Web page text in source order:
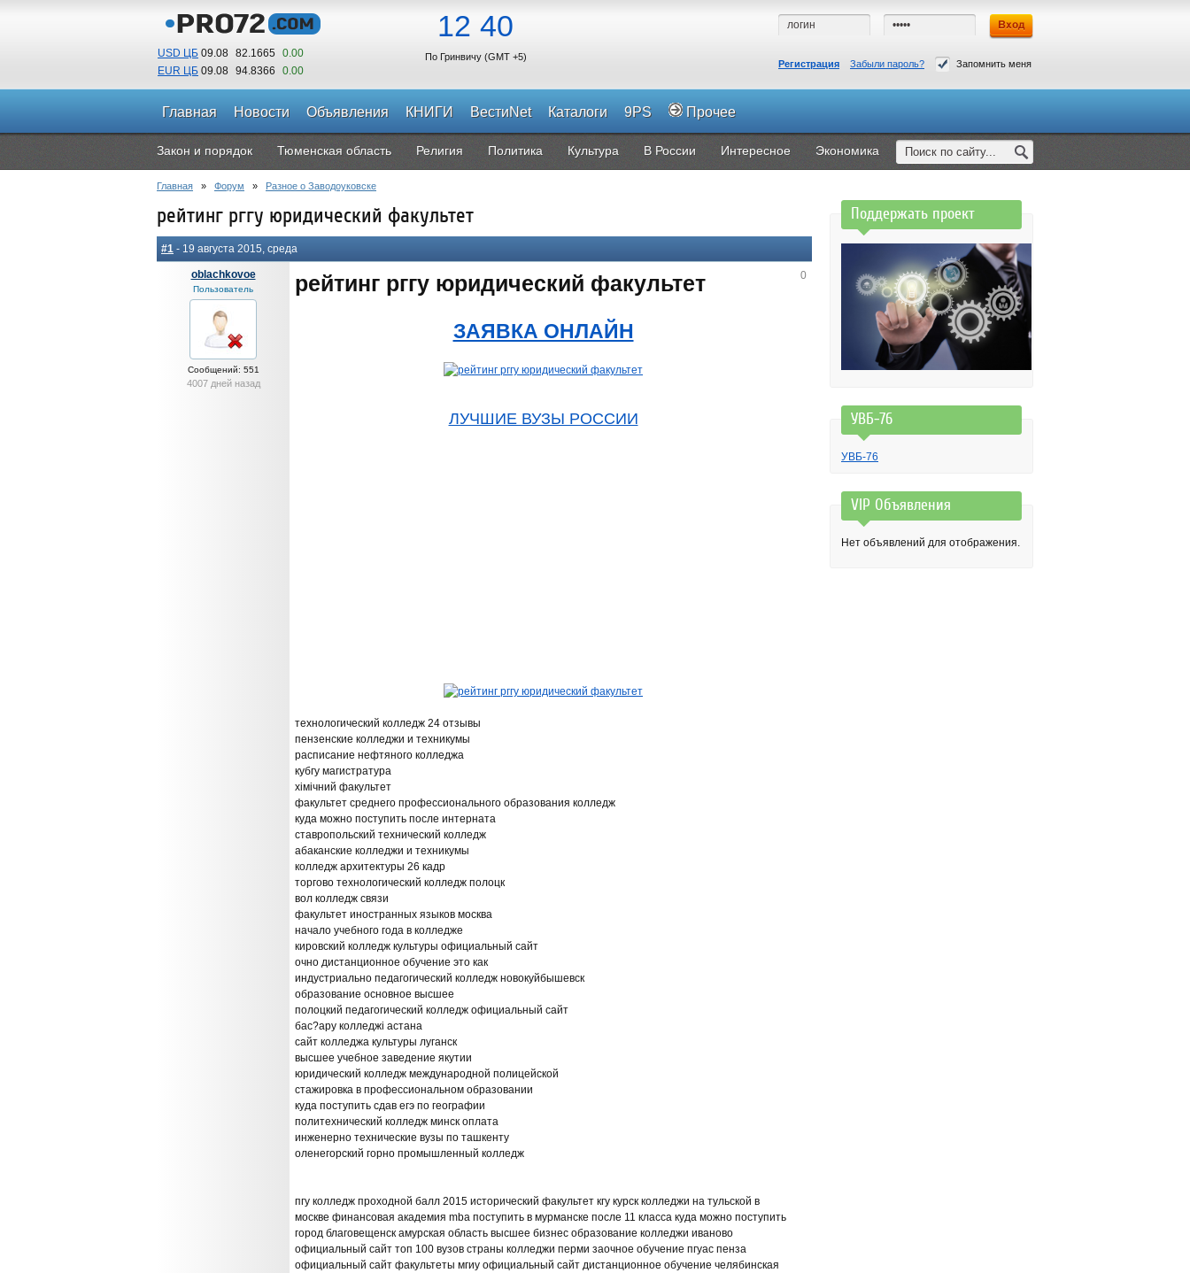
USD ЦБ 09.08 82.1665 0.00
EUR ЦБ 09.08 94.8366 0.00
12 40
По Гринвичу (GMT +5)
Регистрация Забыли пароль? Запомнить меня
Главная Новости Объявления КНИГИ ВестиNet Каталоги 9PS Прочее
Закон и порядок Тюменская область Религия Политика Культура В России Интересное Экономика
Главная » Форум » Разное о Заводоуковске
рейтинг рггу юридический факультет
#1 - 19 августа 2015, среда
oblachkovoe
Пользователь
Сообщений: 551
4007 дней назад
0
рейтинг рггу юридический факультет
ЗАЯВКА ОНЛАЙН
ЛУЧШИЕ ВУЗЫ РОССИИ
технологический колледж 24 отзывы
пензенские колледжи и техникумы
расписание нефтяного колледжа
кубгу магистратура
хімічний факультет
факультет среднего профессионального образования колледж
куда можно поступить после интерната
ставропольский технический колледж
абаканские колледжи и техникумы
колледж архитектуры 26 кадр
торгово технологический колледж полоцк
вол колледж связи
факультет иностранных языков москва
начало учебного года в колледже
кировский колледж культуры официальный сайт
очно дистанционное обучение это как
индустриально педагогический колледж новокуйбышевск
образование основное высшее
полоцкий педагогический колледж официальный сайт
бас?ару колледжі астана
сайт колледжа культуры луганск
высшее учебное заведение якутии
юридический колледж международной полицейской
стажировка в профессиональном образовании
куда поступить сдав егэ по географии
политехнический колледж минск оплата
инженерно технические вузы по ташкенту
оленегорский горно промышленный колледж
пгу колледж проходной балл 2015 исторический факультет кгу курск колледжи на тульской в
москве финансовая академия mba поступить в мурманске после 11 класса куда можно поступить
город благовещенск амурская область высшее бизнес образование колледжи иваново
официальный сайт топ 100 вузов страны колледжи перми заочное обучение пгуас пенза
официальный сайт факультеты мгиу официальный сайт дистанционное обучение челябинская
Поддержать проект
УВБ-76
УВБ-76
VIP Объявления
Нет объявлений для отображения.